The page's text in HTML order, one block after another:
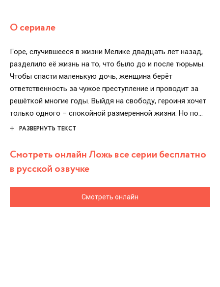
О сериале
Горе, случившееся в жизни Мелике двадцать лет назад,
разделило её жизнь на то, что было до и после тюрьмы.
Чтобы спасти маленькую дочь, женщина берёт
ответственность за чужое преступление и проводит за
решёткой многие годы. Выйдя на свободу, героиня хочет
только одного – спокойной размеренной жизни. Но по
воле рока Мелике оказывается в эпицентре большой лжи,
собирает волю в кулак и достойно проходит испытание
за испытанием.
РАЗВЕРНУТЬ ТЕКСТ
Смотреть онлайн Ложь все серии бесплатно
в русской озвучке
Смотреть онлайн